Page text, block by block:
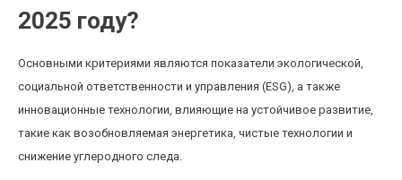
2025 году?
Основными критериями являются показатели экологической,
социальной ответственности и управления (ESG), а также
инновационные технологии, влияющие на устойчивое развитие,
такие как возобновляемая энергетика, чистые технологии и
снижение углеродного следа.